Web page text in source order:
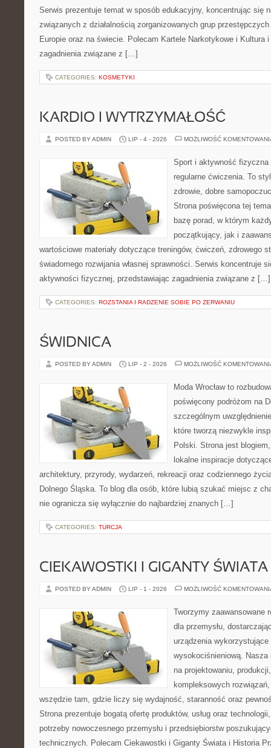
Serwis prezentuje temat w sposób edukacyjny, koncentrując się
związanych z działalnością zorganizowanych grup
Europie oraz na świecie. Polecam Kartele Narkotykowe i Kultura
zagadnienia związane z […]
CATEGORIES: KOSMETYKI
KARDIO I WYTRZYMAŁOŚĆ
POSTED BY ADMIN LIP - 4 - 2026 MOŻLIWOŚĆ
Sport i aktywność
regularne ćwiczenia. To
zdrowie, dobre
Strona poświęcona tej
bazę porad, w którym
początkujący, jak i
wartościowe materiały dotyczące treningów, ćwiczeń, zdrowego
świadomego rozwijania własnej sprawności. Serwis koncentruje
aktywności fizycznej, przedstawiając zagadnienia związane z […]
CATEGORIES: ROZSTANIA I RADZENIE SOBIE PO ZERWANIU
ŚWIDNICA
POSTED BY ADMIN LIP - 2 - 2026 MOŻLIWOŚĆ
Moda Wrocław to
poświęcony podróżom na
szczególnym
które tworzą niezwykle
Polski. Strona jest
lokalne inspiracje
architektury, przyrody, wydarzeń, rekreacji oraz codziennego
Dolnego Śląska. To blog dla osób, które lubią szukać miejsc z
nie ogranicza się wyłącznie do najbardziej znanych […]
CATEGORIES: TURCJA
CIEKAWOSTKI I GIGANTY ŚWIATA
POSTED BY ADMIN LIP - 1 - 2026 MOŻLIWOŚĆ
Tworzymy zaawansowane
dla przemysłu,
urządzenia wykorzystujące
wysokociśnieniową. Nasza
na projektowaniu,
kompleksowych
wszędzie tam, gdzie liczy się wydajność, staranność oraz
Strona prezentuje bogatą ofertę produktów, usług oraz
potrzeby nowoczesnego przemysłu i przedsiębiorstw
technicznych. Polecam Ciekawostki i Giganty Świata i Historia